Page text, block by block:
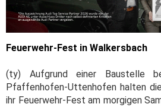
Feuerwehr-Fest in Walkersbach
(ty) Aufgrund einer Baustelle
Pfaffenhofen-Uttenhofen halten
ihr Feuerwehr-Fest am morgigen